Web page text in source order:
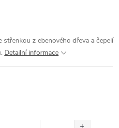
střenkou z ebenového dřeva a čepelí
Detailní informace